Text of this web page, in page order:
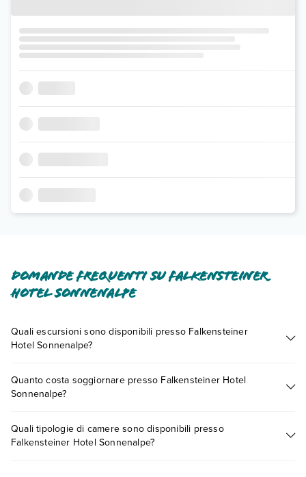
Domande frequenti su Falkensteiner
Hotel Sonnenalpe
Quali escursioni sono disponibili presso Falkensteiner
Hotel Sonnenalpe?
presso Falkensteiner Hotel Sonnenalpe. Scoprile tutte nella
sezione dedicata
Quanto costa soggiornare presso Falkensteiner Hotel
Sonnenalpe?
base a vari fattori (per es. date, condizioni dell'hotel, ecc). Per
consultare i prezzi, compila il motore di ricerca e scegli
Quali tipologie di camere sono disponibili presso
Falkensteiner Hotel Sonnenalpe?